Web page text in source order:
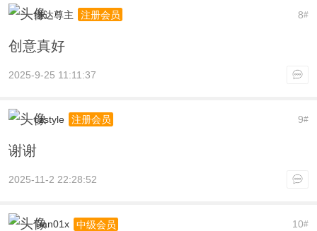
8#
维达尊主 注册会员
创意真好
2025-9-25 11:11:37
9#
czstyle 注册会员
谢谢
2025-11-2 22:28:52
10#
Tian01x 中级会员